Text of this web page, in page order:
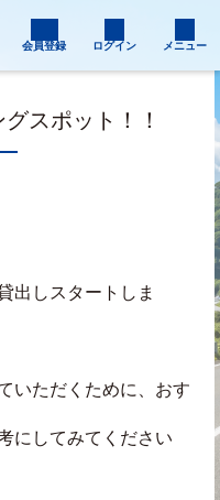
会員登録 ログイン メニュー
スポット！！
出しスタートしま
いただくために、おす
にしてみてください